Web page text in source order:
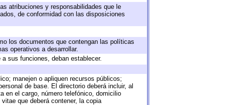
atribuciones y responsabilidades que le
de conformidad con las disposiciones
los documentos que contengan las políticas
operativos a desarrollar.
sus funciones, deban establecer.
manejen o apliquen recursos públicos;
de base. El directorio deberá incluir, al
en el cargo, número telefónico, domicilio
que deberá contener, la copia